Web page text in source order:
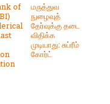
of
மருத்துவ
நுழைவுத்
தேர்வுக்கு தடை
விதிக்க
முடியாது: சுப்ரீம்
கோர்ட்